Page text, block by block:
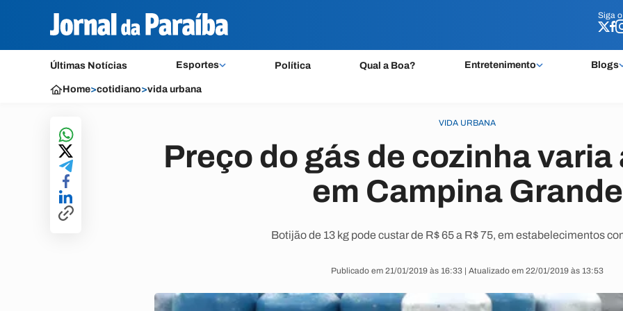
Siga o
Últimas Notícias Esportes Política Qual a Boa? Entretenimento Blogs
Siga o
Home>cotidiano>vida urbana
VIDA URBANA
Preço do gás de cozinha varia
em Campina Grande
Botijão de 13 kg pode custar de R$ 65 a R$ 75, em estabelecimentos
Publicado em 21/01/2019 às 16:33 | Atualizado em 22/01/2019 às 13:53